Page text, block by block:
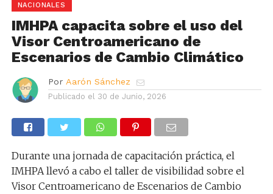
NACIONALES
IMHPA capacita sobre el uso del
Visor Centroamericano de
Escenarios de Cambio Climático
Por Aarón Sánchez
Publicado el 30 de Junio, 2026
Durante una jornada de capacitación práctica, el
IMHPA llevó a cabo el taller de visibilidad sobre el
Visor Centroamericano de Escenarios de Cambio